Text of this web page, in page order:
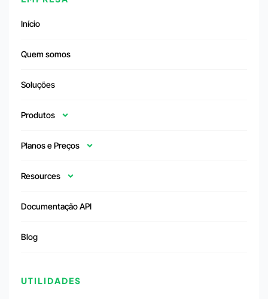
Início
Quem somos
Soluções
Produtos
Planos e Preços
Resources
Documentação API
Blog
UTILIDADES